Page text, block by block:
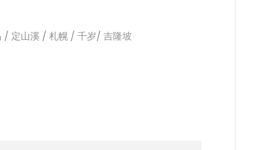
定山溪 / 札幌 / 千岁/ 吉隆坡